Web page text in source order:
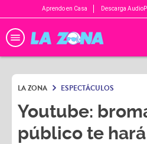
Aprendo en Casa Descarga
LA ZONA ESPECTÁCULOS
Youtube:
público te